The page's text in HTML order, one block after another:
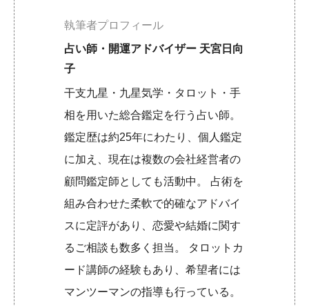
執筆者プロフィール
占い師・開運アドバイザー 天宮日向
子
干支九星・九星気学・タロット・手
相を用いた総合鑑定を行う占い師。
鑑定歴は約25年にわたり、個人鑑定
に加え、現在は複数の会社経営者の
顧問鑑定師としても活動中。 占術を
組み合わせた柔軟で的確なアドバイ
スに定評があり、恋愛や結婚に関す
るご相談も数多く担当。 タロットカ
ード講師の経験もあり、希望者には
マンツーマンの指導も行っている。